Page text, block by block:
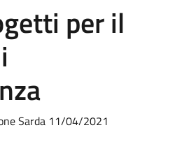
per il
Sarda 11/04/2021